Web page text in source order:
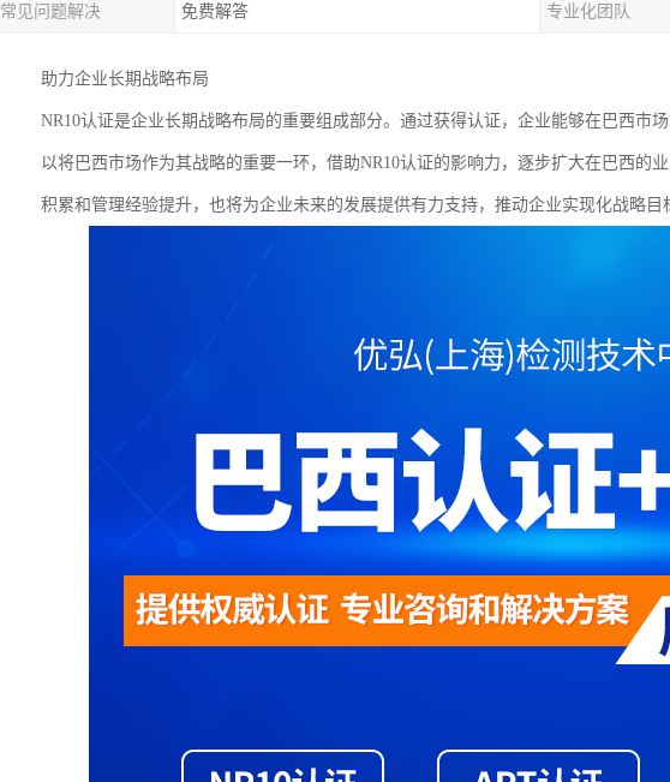
常见问题解决 免费解答 专业化团队
助力企业长期战略布局
NR10认证是企业长期战略布局的重要组成部分。通过获得认证，企业能够在巴西市
以将巴西市场作为其战略的重要一环，借助NR10认证的影响力，逐步扩大在巴西的
积累和管理经验提升，也将为企业未来的发展提供有力支持，推动企业实现化战略目